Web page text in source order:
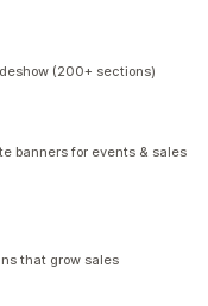
(200+ sections)
banners for events & sales
that grow sales